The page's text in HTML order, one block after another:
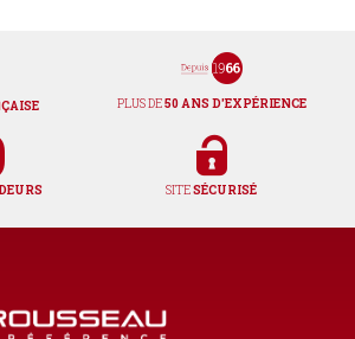
PLUS DE50 ANS D'EXPÉRIENCE
SITESÉCURISÉ